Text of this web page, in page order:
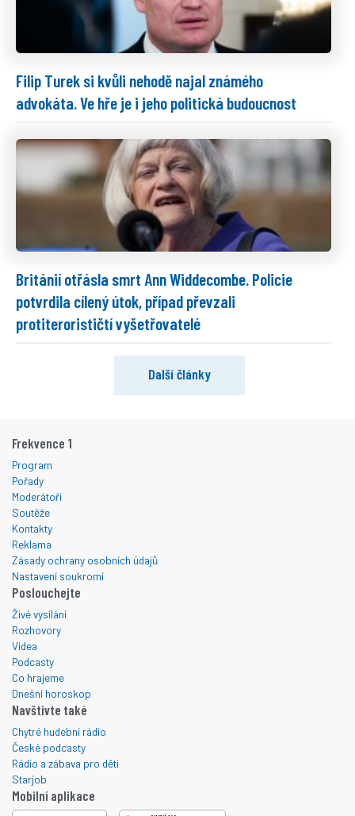
Filip Turek si kvůli nehodě najal známého
advokáta. Ve hře je i jeho politická budoucnost
Británií otřásla smrt Ann Widdecombe. Policie
potvrdila cílený útok, případ převzali
protiterorističtí vyšetřovatelé
Další články
Frekvence 1
Program
Pořady
Moderátoři
Soutěže
Kontakty
Reklama
Zásady ochrany osobních údajů
Nastavení soukromí
Poslouchejte
Živé vysílání
Rozhovory
Videa
Podcasty
Co hrajeme
Dnešní horoskop
Navštivte také
Chytré hudební rádio
České podcasty
Rádio a zábava pro děti
Starjob
Mobilní aplikace